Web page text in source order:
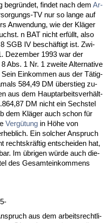
fin­det nach dem Ar­
TV nur so lan­ge auf
An­wen­dung, wie der Kläger
n BAT nicht erfüllt, al­so
SGB IV beschäftigt ist. Zwi­
De­zem­ber 1993 war der
Abs. 1 Nr. 1 zwei­te Al­ter­na­ti­ve
Ein­kom­men aus der Tätig­
584,49 DM über­stieg zu­
aus dem Haupt­ar­beits­verhält­
DM nicht ein Sechs­tel
dem Kläger auch schon für
Vergütung in Höhe von
Ein sol­cher An­spruch
rechts­kräftig ent­schei­den hat,
Im übri­gen würde auch die­
des Ge­samt­ein­kom­mens
aus dem ar­beits­recht­li­